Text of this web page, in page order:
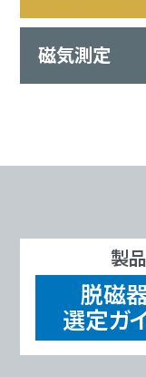
磁気測定
製
脱磁
選定ガ